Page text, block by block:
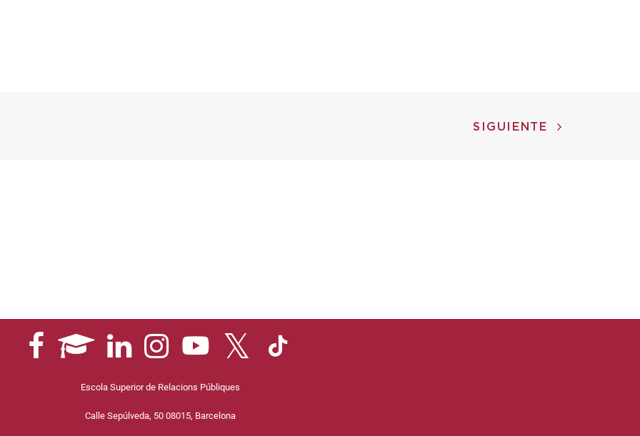
SIGUIENTE
Escola Superior de Relacions Públiques
Calle Sepúlveda, 50 08015, Barcelona